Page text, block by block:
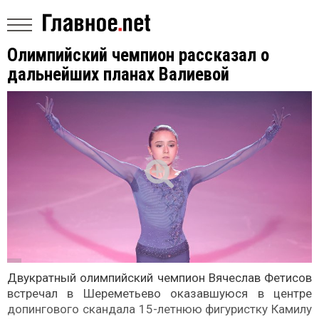
Олимпийский чемпион рассказал о
дальнейших планах Валиевой
Двукратный олимпийский чемпион Вячеслав Фетисов
встречал в Шереметьево оказавшуюся в центре
допингового скандала 15-летнюю фигуристку Камилу